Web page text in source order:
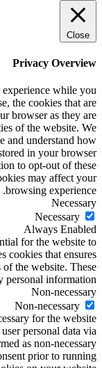
Close
Privacy Overview
while you
the cookies that are
browser as they are
of the website. We
and understand how
in your browser
to opt-out of these
may affect your
browsing experience.
Necessary
Necessary
Always Enabled
for the website to
cookies that ensures
the website. These
personal information.
Non-necessary
Non-necessary
for the website
personal data via
as non-necessary
prior to running